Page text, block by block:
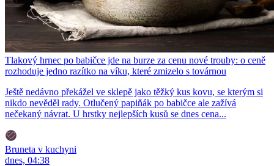
Tlakový hrnec po babičce jde na burze za cenu nové trouby: o ceně
rozhoduje jedno razítko na víku, které zmizelo s továrnou
Ještě nedávno překážel ve sklepě jako těžký kus kovu, se kterým si
nikdo nevěděl rady. Otlučený papiňák po babičce ale zažívá
nečekaný návrat. U hrstky nejlepších kusů se dnes cena...
Bruneta v kuchyni
dnes, 04:38